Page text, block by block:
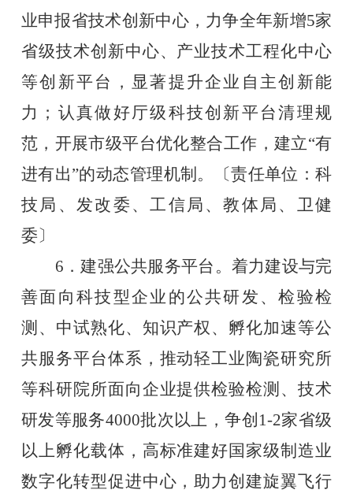
业申报省技术创新中心，力争全年新增5家
省级技术创新中心、产业技术工程化中心
等创新平台，显著提升企业自主创新能
力；认真做好厅级科技创新平台清理规
范，开展市级平台优化整合工作，建立“有
进有出”的动态管理机制。〔责任单位：科
技局、发改委、工信局、教体局、卫健
委〕
6．建强公共服务平台。着力建设与完
善面向科技型企业的公共研发、检验检
测、中试熟化、知识产权、孵化加速等公
共服务平台体系，推动轻工业陶瓷研究所
等科研院所面向企业提供检验检测、技术
研发等服务4000批次以上，争创1-2家省级
以上孵化载体，高标准建好国家级制造业
数字化转型促进中心，助力创建旋翼飞行